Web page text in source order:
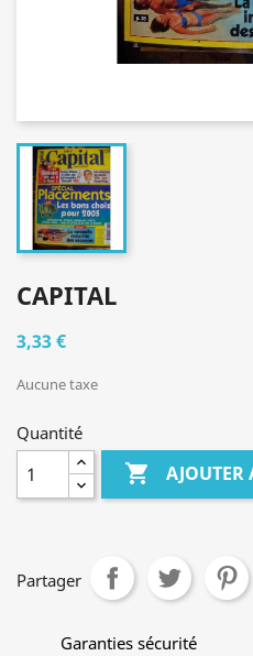
CAPITAL
3,33 €
Aucune taxe
Quantité
 AJOUTER
Partager
Garanties sécurité